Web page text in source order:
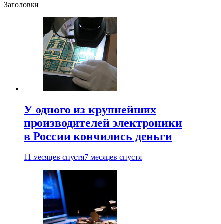
Заголовки
У одного из крупнейших
производителей электроники
в России кончились деньги
11 месяцев спустя7 месяцев спустя